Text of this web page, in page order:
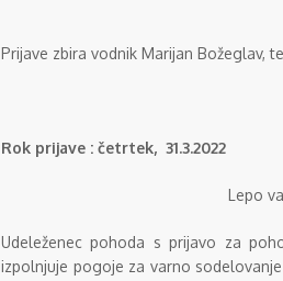
Prijave zbira vodnik Marijan Božeglav,
Rok prijave : četrtek, 31.3.2022
Lepo
Udeleženec pohoda s prijavo za
izpolnjuje pogoje za varno